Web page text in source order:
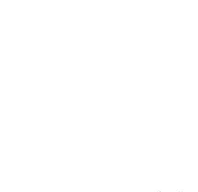
請書（法人或團體使